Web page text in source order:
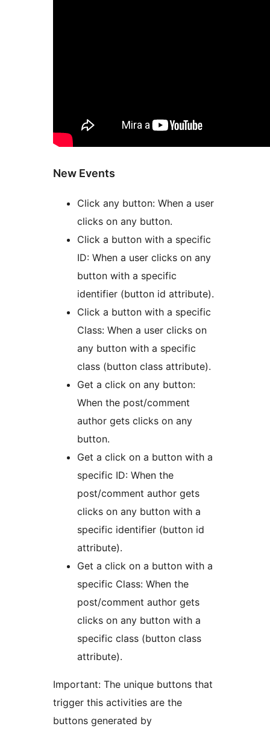
New Events
Click any button: When a user
clicks on any button.
Click a button with a specific
ID: When a user clicks on any
button with a specific
identifier (button id attribute).
Click a button with a specific
Class: When a user clicks on
any button with a specific
class (button class attribute).
Get a click on any button:
When the post/comment
author gets clicks on any
button.
Get a click on a button with a
specific ID: When the
post/comment author gets
clicks on any button with a
specific identifier (button id
attribute).
Get a click on a button with a
specific Class: When the
post/comment author gets
clicks on any button with a
specific class (button class
attribute).
Important: The unique buttons that
trigger this activities are the
buttons generated by